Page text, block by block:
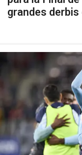
grandes